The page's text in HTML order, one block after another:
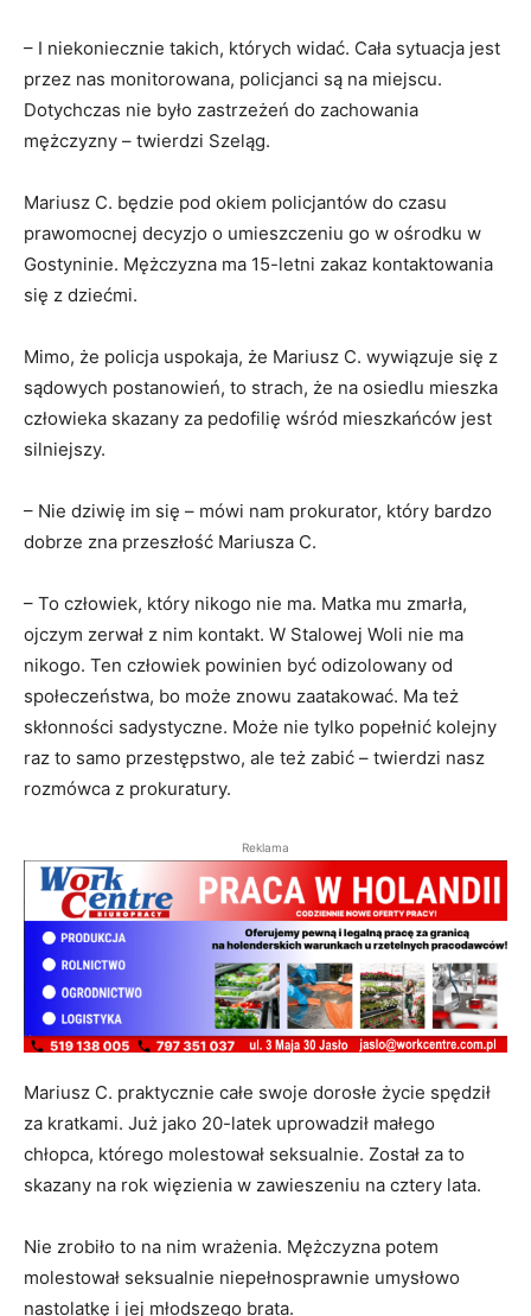
– I niekoniecznie takich, których widać. Cała sytuacja jest
przez nas monitorowana, policjanci są na miejscu.
Dotychczas nie było zastrzeżeń do zachowania
mężczyzny – twierdzi Szeląg.
Mariusz C. będzie pod okiem policjantów do czasu
prawomocnej decyzjo o umieszczeniu go w ośrodku w
Gostyninie. Mężczyzna ma 15-letni zakaz kontaktowania
się z dziećmi.
Mimo, że policja uspokaja, że Mariusz C. wywiązuje się z
sądowych postanowień, to strach, że na osiedlu mieszka
człowieka skazany za pedofilię wśród mieszkańców jest
silniejszy.
– Nie dziwię im się – mówi nam prokurator, który bardzo
dobrze zna przeszłość Mariusza C.
– To człowiek, który nikogo nie ma. Matka mu zmarła,
ojczym zerwał z nim kontakt. W Stalowej Woli nie ma
nikogo. Ten człowiek powinien być odizolowany od
społeczeństwa, bo może znowu zaatakować. Ma też
skłonności sadystyczne. Może nie tylko popełnić kolejny
raz to samo przestępstwo, ale też zabić – twierdzi nasz
rozmówca z prokuratury.
Reklama
Mariusz C. praktycznie całe swoje dorosłe życie spędził
za kratkami. Już jako 20-latek uprowadził małego
chłopca, którego molestował seksualnie. Został za to
skazany na rok więzienia w zawieszeniu na cztery lata.
Nie zrobiło to na nim wrażenia. Mężczyzna potem
molestował seksualnie niepełnosprawnie umysłowo
nastolatkę i jej młodszego brata.